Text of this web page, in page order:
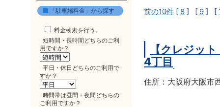
「駐車場料金」から探す
料金検索を行う。
短時間・長時間どちらのご利
用ですか？
平日・休日どちらのご利用で
すか？
時間帯は昼間・夜間どちらの
ご利用ですか？
前の10件 [ 8 ] [ 9 ] [
【クレジッ
4丁目
住所：大阪府大阪市